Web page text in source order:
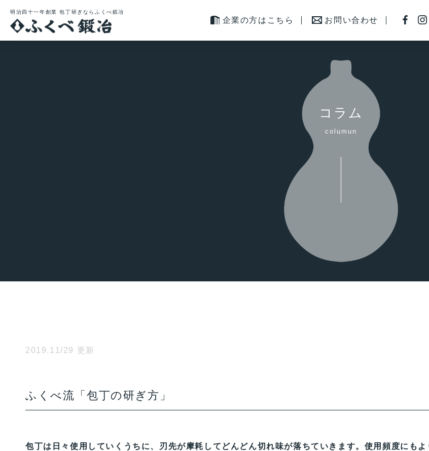
明治四十一年創業 包丁研ぎならふくべ鍛冶
企業の方はこちら お問い合わせ
コラム
columun
2019.11/29 更新
ふくべ流「包丁の研ぎ方」
包丁は日々使用していくうちに、刃先が摩耗してどんどん切れ味が落ちていきます。使用頻度にも